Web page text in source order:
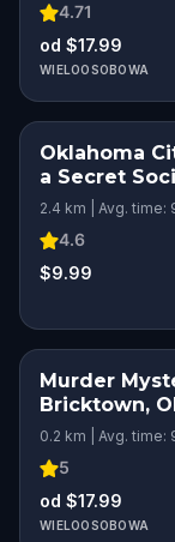
4.71
od $17.99
WIELOOSOBOWA
Oklahoma
a Secret
2.4 km | Avg. time:
4.6
$9.99
Murder
Bricktown,
0.2 km | Avg. time:
5
od $17.99
WIELOOSOBOWA